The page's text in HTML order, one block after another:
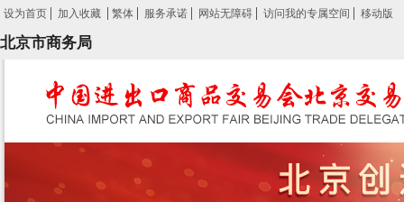
设为首页 加入收藏 繁体 服务承诺 网站无障碍 访问我的专属空间 移动版
北京市商务局